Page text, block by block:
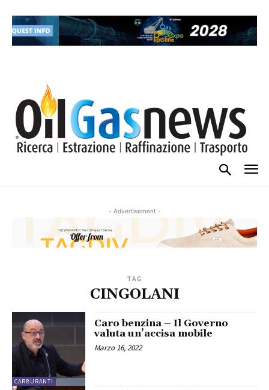
- Advertisement -
TAG
CINGOLANI
CARBURANTI
Caro benzina – Il Governo
valuta un’accisa mobile
Marzo 16, 2022